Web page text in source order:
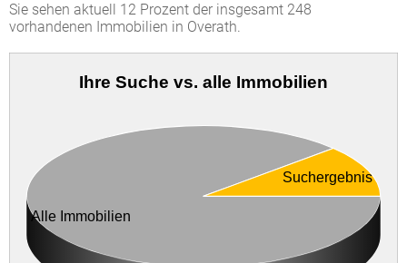
Sie sehen aktuell 12 Prozent der insgesamt 248
vorhandenen Immobilien in Overath.
Ihre Suche vs. alle Immobilien
Alle Immobilien
Suchergebnis